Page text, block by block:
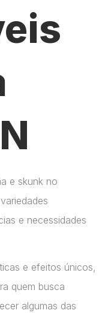
e skunk no
e necessidades
e efeitos únicos,
quem busca
algumas das